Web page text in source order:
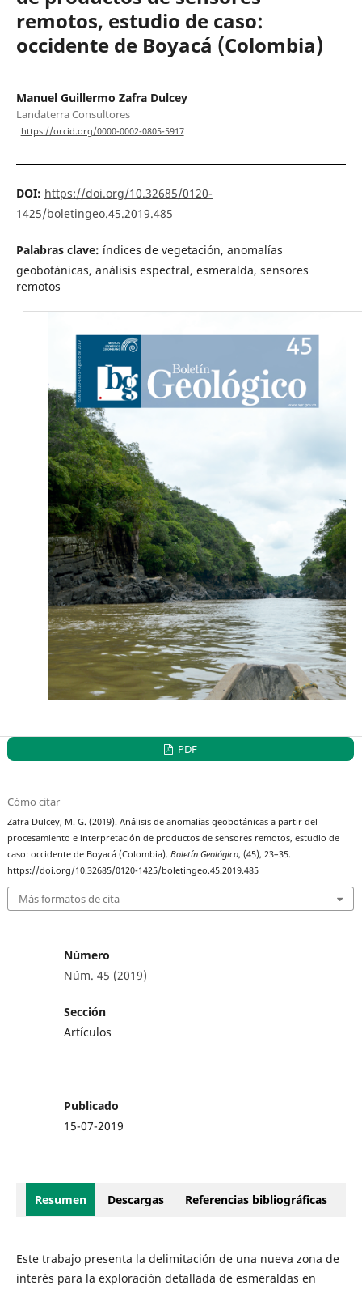
remotos, estudio de caso:
occidente de Boyacá (Colombia)
Manuel Guillermo Zafra Dulcey
Landaterra Consultores
https://orcid.org/0000-0002-0805-5917
DOI: https://doi.org/10.32685/0120-
1425/boletingeo.45.2019.485
Palabras clave: índices de vegetación, anomalías
geobotánicas, análisis espectral, esmeralda, sensores
remotos
PDF
Cómo citar
Zafra Dulcey, M. G. (2019). Análisis de anomalías geobotánicas a partir del
procesamiento e interpretación de productos de sensores remotos, estudio de
caso: occidente de Boyacá (Colombia).Boletín Geológico, (45), 23–35.
https://doi.org/10.32685/0120-1425/boletingeo.45.2019.485
Más formatos de cita
Número
Núm. 45 (2019)
Sección
Artículos
Publicado
15-07-2019
Resumen Descargas Referencias bibliográficas
Este trabajo presenta la delimitación de una nueva zona de
interés para la exploración detallada de esmeraldas en